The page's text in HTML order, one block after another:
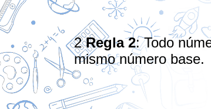
2Regla 2: Todo
mismo número base.